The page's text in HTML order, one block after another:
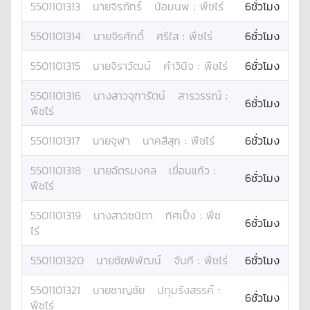
5501101313 นายจิรภัทร์ น้อมนพ : พืชไร่
6ชั่วโมง
5501101314
นายจิรศักดิ์ ศรีใส : พืชไร่
6ชั่วโมง
5501101315
นายจิราวัฒน์ คำวินิจ : พืชไร่
6ชั่วโมง
5501101316
นางสาวจุฑารัตน์ สารวรรณ์ :
พืชไร่
6ชั่วโมง
5501101317 นายจุฬา นาคสีสุก : พืชไร่
6ชั่วโมง
5501101318
นายฉัตรมงคล เขื่อนแก้ว :
พืชไร่
6ชั่วโมง
5501101319 นางสาวชนิตา ทิศเป็ง : พืช
ไร่
6ชั่วโมง
5501101320 นายชัยพิพัฒน์ จันที : พืชไร่
6ชั่วโมง
5501101321
นายชาญชัย ปทุมรังสรรค์ :
พืชไร่
6ชั่วโมง